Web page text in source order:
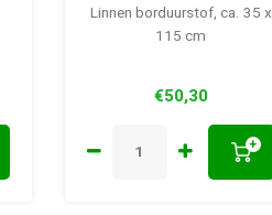
Linnen borduurstof, ca. 35 x
115 cm
€50,30
+